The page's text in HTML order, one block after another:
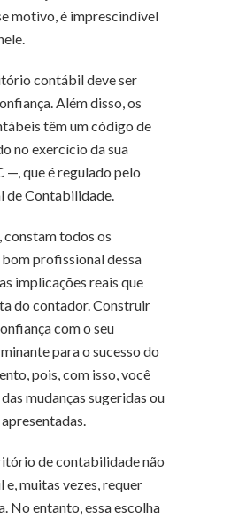
motivo, é imprescindível
contábil deve ser
Além disso, os
têm um código de
no exercício da sua
—, que é regulado pelo
de Contabilidade.
constam todos os
profissional dessa
implicações reais que
do contador. Construir
com o seu
para o sucesso do
pois, com isso, você
mudanças sugeridas ou
de contabilidade não
muitas vezes, requer
No entanto, essa escolha